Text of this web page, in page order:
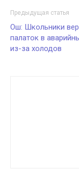
Предыдущая статья
Ош: Школьники
палаток в
из-за холодов